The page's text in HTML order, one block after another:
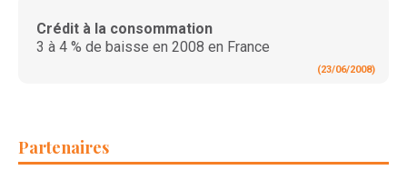
Crédit à la consommation
3 à 4 % de baisse en 2008 en France
(23/06/2008)
Partenaires